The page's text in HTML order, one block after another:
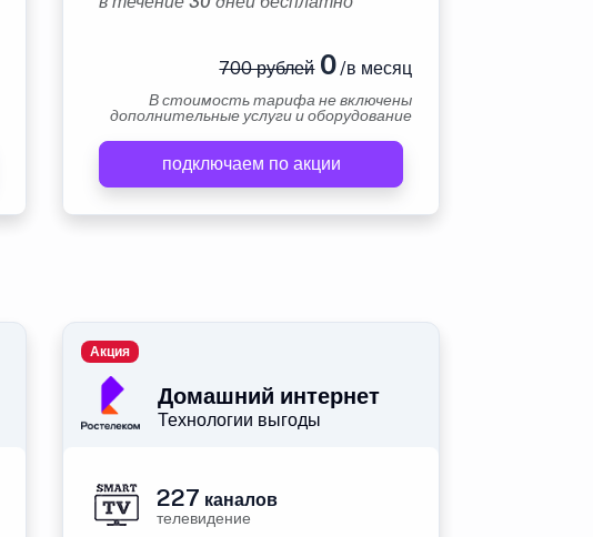
700 рублей0/в месяц
В стоимость тарифа не включены
дополнительные услуги и оборудование
подключаем по акции
Домашний интернет
Технологии выгоды
Акция
227 каналов
телевидение